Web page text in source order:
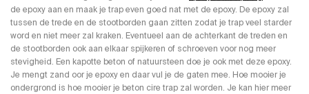
de epoxy aan en maak je trap even goed nat met de epoxy. De epoxy zal
tussen de trede en de stootborden gaan zitten zodat je trap veel starder
word en niet meer zal kraken. Eventueel aan de achterkant de treden en
de stootborden ook aan elkaar spijkeren of schroeven voor nog meer
stevigheid. Een kapotte beton of natuursteen doe je ook met deze epoxy.
Je mengt zand oor je epoxy en daar vul je de gaten mee. Hoe mooier je
ondergrond is hoe mooier je beton cire trap zal worden. Je kan hier meer